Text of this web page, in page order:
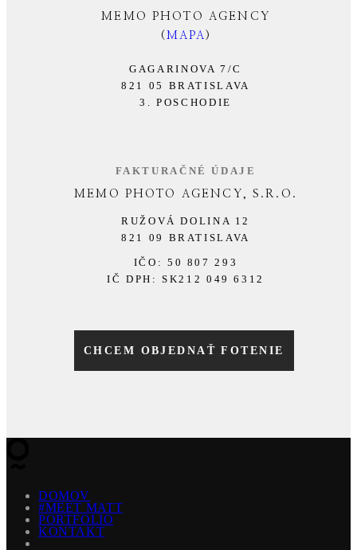
FAKTURAČNÉ ÚDAJE
MEMO PHOTO AGENCY, S.R.O.
MEMO PHOTO AGENCY
( MAPA )
RUŽOVÁ DOLINA 12
821 09 BRATISLAVA
GAGARINOVA 7/C
821 05 BRATISLAVA
IČO: 50 807 293
IČ DPH:SK212 049 6312
3. POSCHODIE
CHCEM OBJEDNAŤ FOTENIE
DOMOV
#MEET MATT
PORTFOLIO
KONTAKT